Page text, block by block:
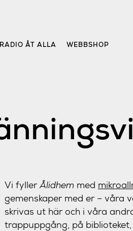
RADIO ÅT ALLA WEBBSHOP
Vi fyllerÅlidhem med
gemenskaper med er – våra
skrivas ut här och i våra
trappuppgång, på